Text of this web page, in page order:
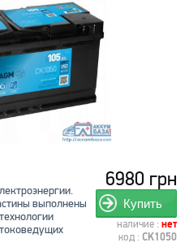
6980 грн
Купить
наличие : нет
код : CK1050
выполнены